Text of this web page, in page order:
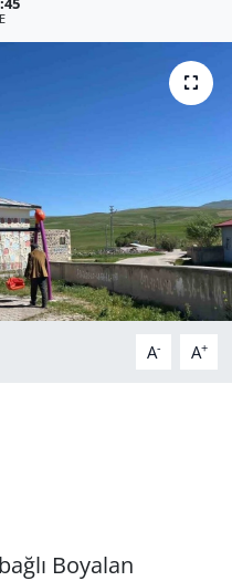
A- A+
Boyalan